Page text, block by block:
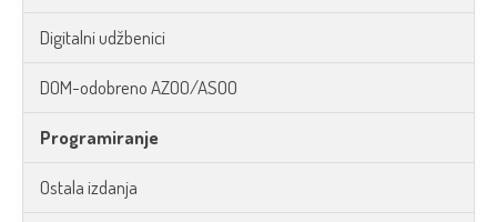
Digitalni udžbenici
DOM-odobreno AZOO/ASOO
Programiranje
Ostala izdanja